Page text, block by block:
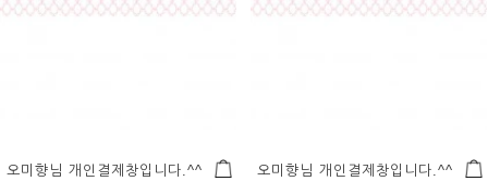
오미향님 개인결제창입니다.^^ 오미향님 개인결제창입니다.^^